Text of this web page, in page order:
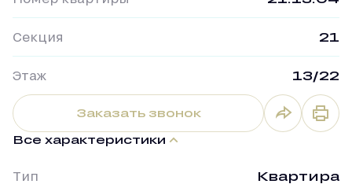
Секция 21
Этаж 13/22
Заказать звонок
Все характеристики
Тип Квартира